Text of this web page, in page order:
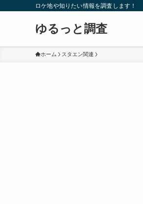
ロケ地や知りたい情報を調査します！
ゆるっと調査
ホーム スタエン関連